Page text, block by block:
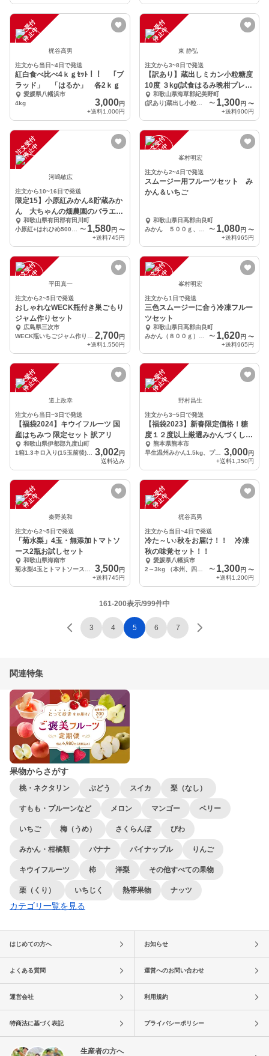
注
文
受
付
停
止
中
梶谷高男
注文から当日~4日で発送
紅白食べ比べ4ｋｇｾｯﾄ！！ 「ブ
ラッド」 「はるか」 各2ｋｇ
愛媛県八幡浜市
4kg
3,000円
+送料1,000円
注
文
受
付
停
止
中
東 静弘
注文から3~8日で発送
【訳あり】蔵出しミカン小粒糖度
10度 ３kg(試食はるみ晩柑プレゼ
ント中）
和歌山県海草郡紀美野町
(訳あり)蔵出し小粒ミカン糖度10度３kg（北海道・沖縄は別途）
〜 1,300円 〜
+送料900円
注
文
受
付
停
止
中
河嶋敏広
注文から10~16日で発送
限定15】小原紅みかん&貯蔵みか
ん 大ちゃんの畑農園のバラエテ
ィーお試しセット
和歌山県有田郡有田川町
〜 1,580円 〜
+送料745円
注
文
受
付
停
止
中 峯村明宏
注文から2~4日で発送
スムージー用フルーツセット み
かん＆いちご
和歌山県日高郡由良町
〜 1,080円 〜
+送料965円
注
文
受
付
停
止
中 平田真一
注文から2~5日で発送
おしゃれなWECK瓶付き巣ごもり
ジャム作りセット
広島県三次市
2,700円
+送料1,550円
注
文
受
付
停
止
中 峯村明宏
注文から1日で発送
三色スムージーに合う冷凍フルー
ツセット
和歌山県日高郡由良町
〜 1,620円 〜
+送料965円
注
文
受
付
停
止
中
道上政幸
注文から当日~3日で発送
【福袋2024】キウイフルーツ 国
産はちみつ 限定セット 訳アリ
和歌山県伊都郡九度山町
3,002円
送料込み
注
文
受
付
停
止
中
野村昌生
注文から3~5日で発送
【福袋2023】新春限定価格！糖
度１２度以上厳選みかんづくしセ
ット熊本県熊本市
早生温州みかん1.5kg、プレミアムみかんジュース720ml、みかんドライフルーツ15g
3,000円
+送料1,350円
注
文
受
付
停
止
中
秦野英和
注文から2~5日で発送
「菊水梨」4玉・無添加トマトソ
ース2瓶お試しセット
和歌山県海南市
3,500円
+送料745円
注
文
受
付
停
止
中
梶谷高男
注文から当日~4日で発送
冷た～い♪秋をお届け！！ 冷凍
秋の味覚セット！！
愛媛県八幡浜市
〜 1,300円 〜
+送料1,200円
161-200表示/999件中
3 4 5 6 7
関連特集
果物からさがす
桃・ネクタリン ぶどう スイカ 梨（なし）
すもも・プルーンなど メロン マンゴー ベリー
いちご 梅（うめ） さくらんぼ びわ
みかん・柑橘類 バナナ パイナップル りんご
キウイフルーツ 柿 洋梨 その他すべての果物
栗（くり） いちじく 熱帯果物 ナッツ
カテゴリ一覧を見る
はじめての方へ お知らせ
よくある質問 運営へのお問い合わせ
運営会社 利用規約
特商法に基づく表記 プライバシーポリシー
生産者の方へ